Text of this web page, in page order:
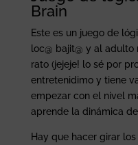
Brain
Este es un juego de
loc@ bajit@ y al
rato (jejeje! lo sé por
entretenidimo y tiene
empezar con el nivel
aprende la dinámica
Hay que hacer girar